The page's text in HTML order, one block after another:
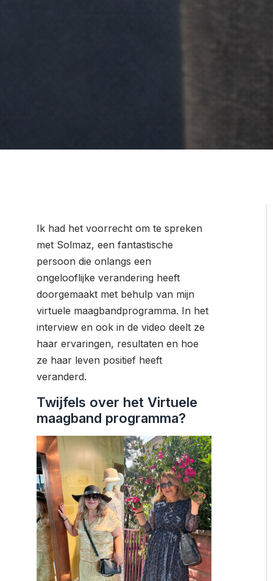
Ik had het voorrecht om te spreken
met Solmaz, een fantastische
persoon die onlangs een
ongelooflijke verandering heeft
doorgemaakt met behulp van mijn
virtuele maagbandprogramma. In het
interview en ook in de video deelt ze
haar ervaringen, resultaten en hoe
ze haar leven positief heeft
veranderd.
Twijfels over het Virtuele
maagband programma?